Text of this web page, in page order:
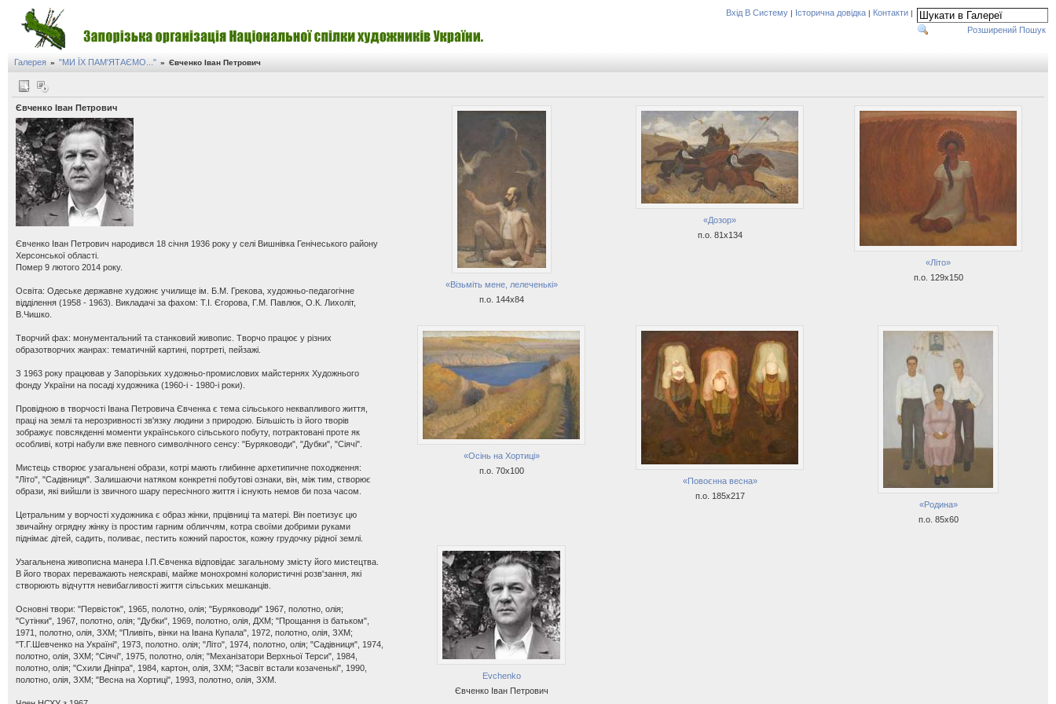
Вхід В Систему | Історична довідка | Контакти |
Розширений Пошук
Галерея » "МИ ЇХ ПАМ'ЯТАЄМО..." » Євченко Іван Петрович
Євченко Іван Петрович
Євченко Іван Петрович народився 18 січня 1936 року у селі Вишнівка Генічеського району
Херсонської області.
Помер 9 лютого 2014 року.
Освіта: Одеське державне художнє училище ім. Б.М. Грекова, художньо-педагогічне
відділення (1958 - 1963). Викладачі за фахом: Т.І. Єгорова, Г.М. Павлюк, О.К. Лихоліт,
В.Чишко.
Творчий фах: монументальний та станковий живопис. Творчо працює у різних
образотворчих жанрах: тематичній картині, портреті, пейзажі.
З 1963 року працював у Запорізьких художньо-промислових майстернях Художнього
фонду України на посаді художника (1960-і - 1980-і роки).
Провідною в творчості Івана Петровича Євченка є тема сільського неквапливого життя,
праці на землі та нерозривності зв'язку людини з природою. Більшість із його творів
зображує повсякденні моменти українського сільського побуту, потрактовані проте як
особливі, котрі набули вже певного символічного сенсу: "Буряководи", "Дубки", "Сіячі".
Мистець створює узагальнені образи, котрі мають глибинне архетипичне походження:
"Літо", "Садівниця". Залишаючи натяком конкретні побутові ознаки, він, між тим, створює
образи, які вийшли із звичного шару пересічного життя і існують немов би поза часом.
Цетральним у ворчості художника є образ жінки, прцівниці та матері. Він поетизує цю
звичайну огрядну жінку із простим гарним обличчям, котра своїми добрими руками
піднімає дітей, садить, поливає, пестить кожний паросток, кожну грудочку рідної землі.
Узагальнена живописна манера І.П.Євченка відповідає загальному змісту його мистецтва.
В його творах переважають неяскраві, майже монохромні колористичні розв'зання, які
створюють відчуття невибагливості життя сільських мешканців.
Основні твори: "Первісток", 1965, полотно, олія; "Буряководи" 1967, полотно, олія;
"Сутінки", 1967, полотно, олія; "Дубки", 1969, полотно, олія, ДХМ; "Прощання із батьком",
1971, полотно, олія, ЗХМ; "Пливіть, вінки на Івана Купала", 1972, полотно, олія, ЗХМ;
"Т.Г.Шевченко на Україні", 1973, полотно. олія; "Літо", 1974, полотно, олія; "Садівниця", 1974,
полотно, олія, ЗХМ; "Сіячі", 1975, полотно, олія; "Механізатори Верхньої Терси", 1984,
полотно, олія; "Схили Дніпра", 1984, картон, олія, ЗХМ; "Засвіт встали козаченькі", 1990,
полотно, олія, ЗХМ; "Весна на Хортиці", 1993, полотно, олія, ЗХМ.
«Візьміть мене, лелеченькі»
п.о. 144х84
«Дозор»
п.о. 81х134
«Літо»
п.о. 129х150
«Осінь на Хортиці»
п.о. 70х100
«Повоєнна весна»
п.о. 185х217
«Родина»
п.о. 85х60
Evchenko
Євченко Іван Петрович